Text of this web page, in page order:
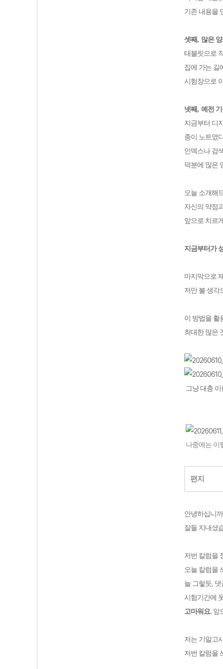
기존 내용을
셋째, 많은
태블릿으로
집에 가는 길
시험장으로
넷째, 예전
지금부터 디
종이 노트였
인덱스나 검
덕분에 많은
오늘 소개해
자신의 약점
앞으로 치르
지금부터가
마지막으로
저만 볼 생각
이 방법을 활
최대한 많은
그냥 대충
나중에는 이
편지
안녕하십니까
잘들 지내셨
저번 칼럼을
오늘 칼럼을
늘 그렇듯,
시험기간에
고마워요. 앞
저는 기말고
저번 칼럼을